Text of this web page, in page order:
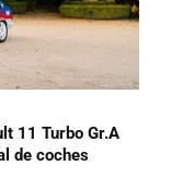
11 Turbo Gr.A
de coches